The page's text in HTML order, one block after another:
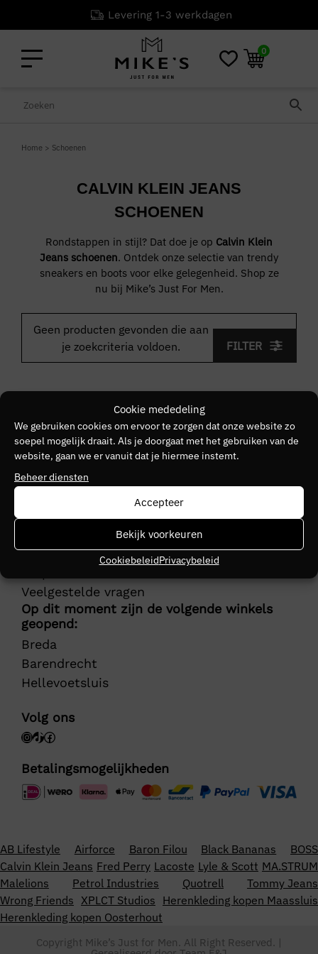
Cookie mededeling
We gebruiken cookies om ervoor te zorgen dat onze website zo
soepel mogelijk draait. Als je doorgaat met het gebruiken van de
website, gaan we er vanuit dat je hiermee instemt.
Beheer diensten
Accepteer
Bekijk voorkeuren
CookiebeleidPrivacybeleid
Levering 1-3 werkdagen
0
Home > Schoenen
CALVIN KLEIN JEANS
SCHOENEN
Rondstappen in stijl? Dat doe je op Calvin Klein
Jeans schoenen. Ontdek onze selectie van trendy
sneakers en boots voor elke gelegenheid. Shop ze
nu bij Mike’s Just For Men.
FILTER
Geen producten gevonden die aan
je zoekcriteria voldoen.
Klantenservice
Actievoorwaarden
Herroepingsrecht
Betalingsinformatie
Veelgestelde vragen
Op dit moment zijn de volgende winkels
geopend:
Breda
Barendrecht
Hellevoetsluis
Volg ons
Betalingsmogelijkheden
AB Lifestyle Airforce Baron Filou Black Bananas
BOSS
Calvin Klein Jeans Fred Perry Lacoste Lyle & Scott MA.STRUM
Malelions
Petrol Industries Quotrell
Tommy Jeans
Wrong Friends XPLCT Studios Herenkleding kopen Maassluis
Herenkleding kopen Oosterhout
Copyright Mike’s Just for Men. All Right Reserved. |